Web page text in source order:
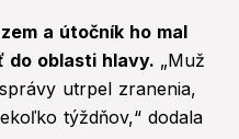
a útočník ho mal
do oblasti hlavy. „Muž
utrpel zranenia,
týždňov,“ dodala